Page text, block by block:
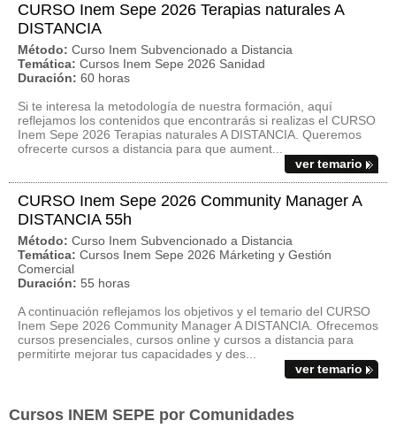
CURSO Inem Sepe 2026 Terapias naturales A
DISTANCIA
Método: Curso Inem Subvencionado a Distancia
Temática: Cursos Inem Sepe 2026 Sanidad
Duración: 60 horas
Si te interesa la metodología de nuestra formación, aquí
reflejamos los contenidos que encontrarás si realizas el CURSO
Inem Sepe 2026 Terapias naturales A DISTANCIA. Queremos
ofrecerte cursos a distancia para que aument...
ver temario
CURSO Inem Sepe 2026 Community Manager A
DISTANCIA 55h
Método: Curso Inem Subvencionado a Distancia
Temática: Cursos Inem Sepe 2026 Márketing y Gestión
Comercial
Duración: 55 horas
A continuación reflejamos los objetivos y el temario del CURSO
Inem Sepe 2026 Community Manager A DISTANCIA. Ofrecemos
cursos presenciales, cursos online y cursos a distancia para
permitirte mejorar tus capacidades y des...
ver temario
Cursos INEM SEPE por Comunidades